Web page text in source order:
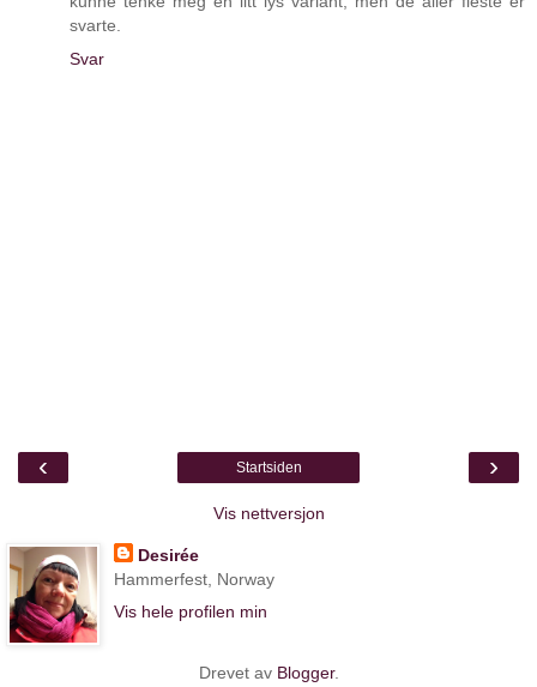
svarte.
Svar
‹ ›
Startsiden
Vis nettversjon
Desirée
Hammerfest, Norway
Vis hele profilen min
Drevet av Blogger.